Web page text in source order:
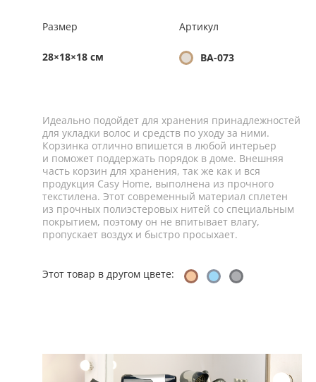
Размер
28×18×18 см
Артикул
BA-073
Идеально подойдет для хранения принадлежностей
для укладки волос и средств по уходу за ними.
Корзинка отлично впишется в любой интерьер
и поможет поддержать порядок в доме. Внешняя
часть корзин для хранения, так же как и вся
продукция Casy Home, выполнена из прочного
текстилена. Этот современный материал сплетен
из прочных полиэстеровых нитей со специальным
покрытием, поэтому он не впитывает влагу,
пропускает воздух и быстро просыхает.
Этот товар в другом цвете: